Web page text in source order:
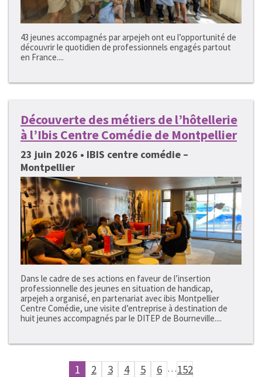
43 jeunes accompagnés par arpejeh ont eu l’opportunité de
découvrir le quotidien de professionnels engagés partout
en France....
Découverte des métiers de l’hôtellerie
à l’Ibis Centre Comédie de Montpellier
23 juin 2026 • IBIS centre comédie –
Montpellier
Dans le cadre de ses actions en faveur de l’insertion
professionnelle des jeunes en situation de handicap,
arpejeh a organisé, en partenariat avec ibis Montpellier
Centre Comédie, une visite d’entreprise à destination de
huit jeunes accompagnés par le DITEP de Bourneville....
1 2 3 4 5 6 …152